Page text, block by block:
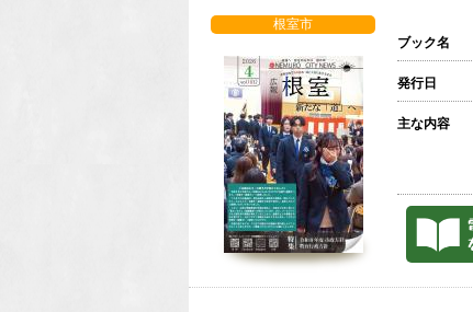
根室市
ブック名
発行日
主な内容